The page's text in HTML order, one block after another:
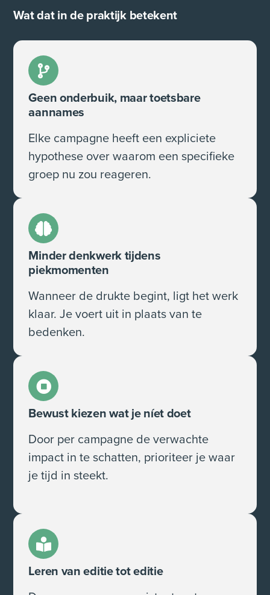
Wat dat in de praktijk betekent
Geen onderbuik, maar toetsbare
aannames
Elke campagne heeft een expliciete
hypothese over waarom een specifieke
groep nu zou reageren.
Minder denkwerk tijdens
piekmomenten
Wanneer de drukte begint, ligt het werk
klaar. Je voert uit in plaats van te
bedenken.
Bewust kiezen wat je níet doet
Door per campagne de verwachte
impact in te schatten, prioriteer je waar
je tijd in steekt.
Leren van editie tot editie